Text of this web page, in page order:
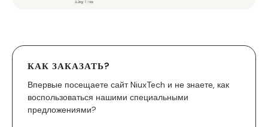
КАК ЗАКАЗАТЬ?
Впервые посещаете сайт NiuxTech и не знаете, как
воспользоваться нашими специальными
предложениями?